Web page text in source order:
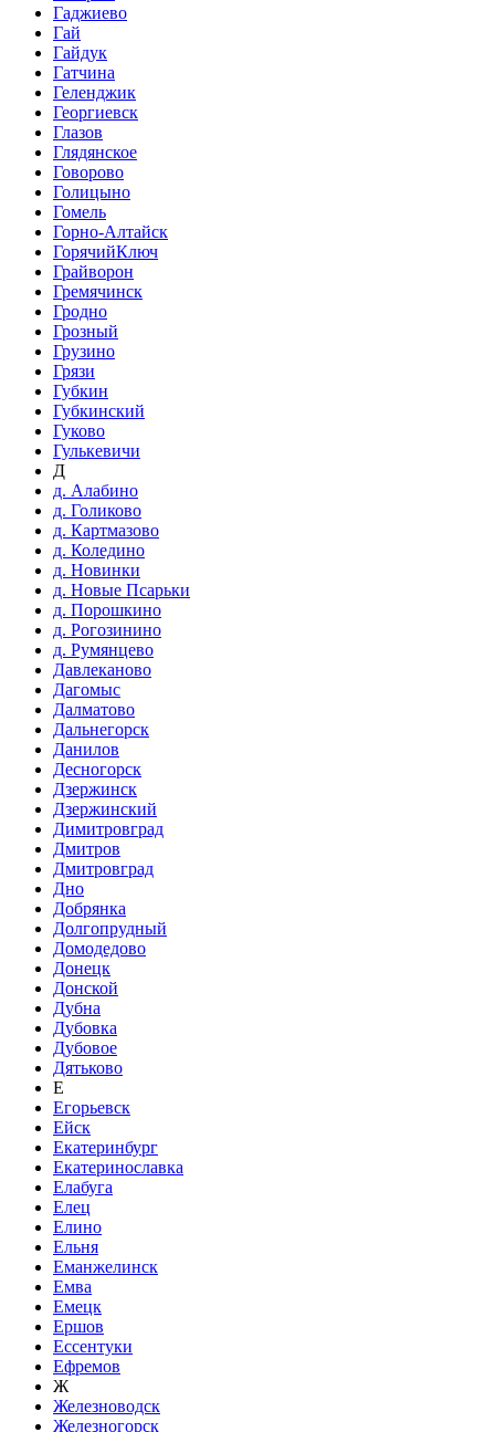
Гаджиево
Гай
Гайдук
Гатчина
Геленджик
Георгиевск
Глазов
Глядянское
Говорово
Голицыно
Гомель
Горно-Алтайск
ГорячийКлюч
Грайворон
Гремячинск
Гродно
Грозный
Грузино
Грязи
Губкин
Губкинский
Гуково
Гулькевичи
Д
д. Алабино
д. Голиково
д. Картмазово
д. Коледино
д. Новинки
д. Новые Псарьки
д. Порошкино
д. Рогозинино
д. Румянцево
Давлеканово
Дагомыс
Далматово
Дальнегорск
Данилов
Десногорск
Дзержинск
Дзержинский
Димитровград
Дмитров
Дмитровград
Дно
Добрянка
Долгопрудный
Домодедово
Донецк
Донской
Дубна
Дубовка
Дубовое
Дятьково
Е
Егорьевск
Ейск
Екатеринбург
Екатеринославка
Елабуга
Елец
Елино
Ельня
Еманжелинск
Емва
Емецк
Ершов
Ессентуки
Ефремов
Ж
Железноводск
Железногорск